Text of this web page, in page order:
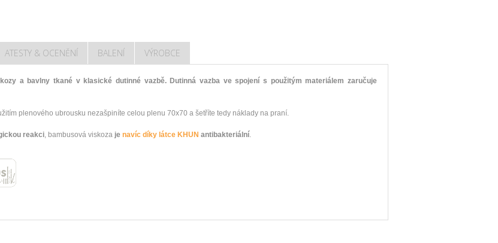
ATESTY & OCENĚNÍ BALENÍ VÝROBCE
a bavlny tkané v klasické dutinné vazbě. Dutinná vazba ve spojení s použitým materiálem zaručuje
plenového ubrousku nezašpiníte celou plenu 70x70 a šetříte tedy náklady na praní.
reakci, bambusová viskoza je navíc díky látce KHUN antibakteriální.